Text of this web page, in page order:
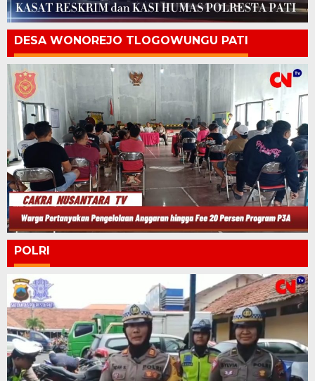
DESA WONOREJO TLOGOWUNGU PATI
POLRI